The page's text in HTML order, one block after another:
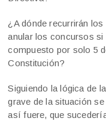
¿A dónde recurrirán
anular los concursos si
compuesto por solo 5
Constitución?
Siguiendo la lógica de
grave de la situación
así fuere, que